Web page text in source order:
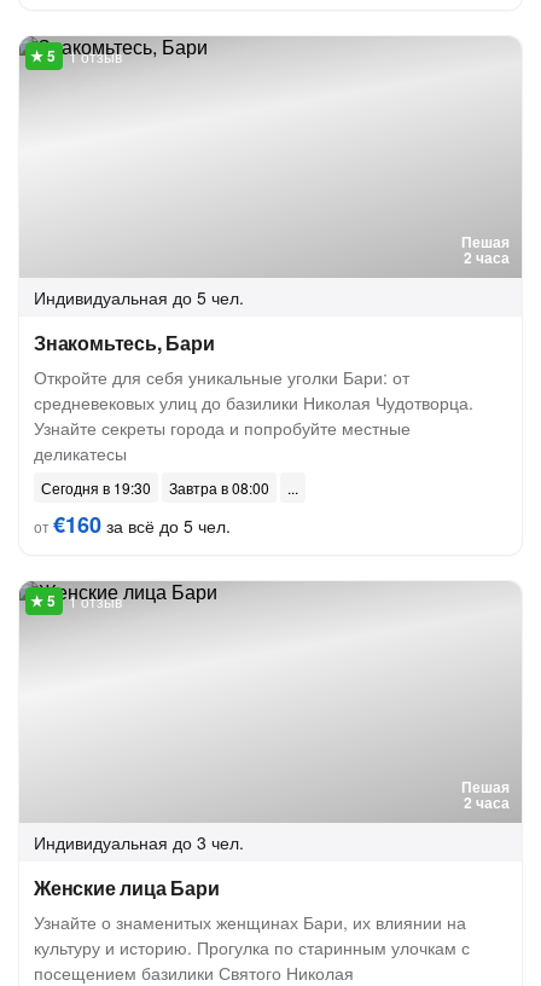
Пешая
2 часа
1 отзыв
Индивидуальная до 5 чел.
Знакомьтесь, Бари
Откройте для себя уникальные уголки Бари: от
средневековых улиц до базилики Николая Чудотворца.
Узнайте секреты города и попробуйте местные
деликатесы
Сегодня в 19:30
Завтра в 08:00
от€160 за всё до 5 чел.
Пешая
2 часа
1 отзыв
Индивидуальная до 3 чел.
Женские лица Бари
Узнайте о знаменитых женщинах Бари, их влиянии на
культуру и историю. Прогулка по старинным улочкам с
посещением базилики Святого Николая